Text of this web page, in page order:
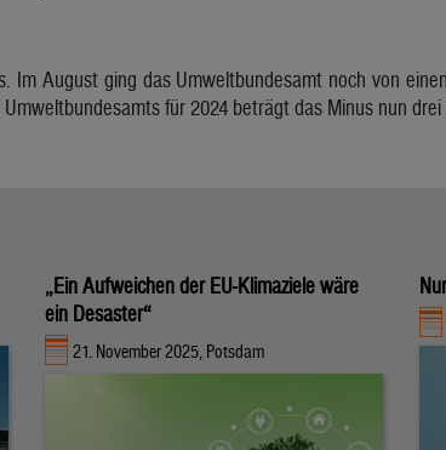
Im August ging das Umweltbundesamt noch von
für 2024 beträgt das Minus nun drei
„Ein Aufweichen der EU-Klimaziele wäre
ein Desaster“
21. November 2025, Potsdam